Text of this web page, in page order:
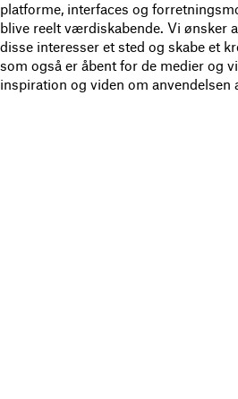
platforme, interfaces og
blive reelt værdiskabende. Vi ønsker
disse interesser et sted og skabe et
som også er åbent for de medier og
inspiration og viden om anvendelsen